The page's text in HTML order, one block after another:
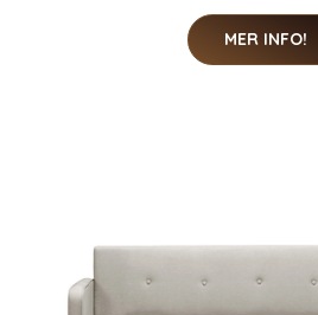
MER INFO!